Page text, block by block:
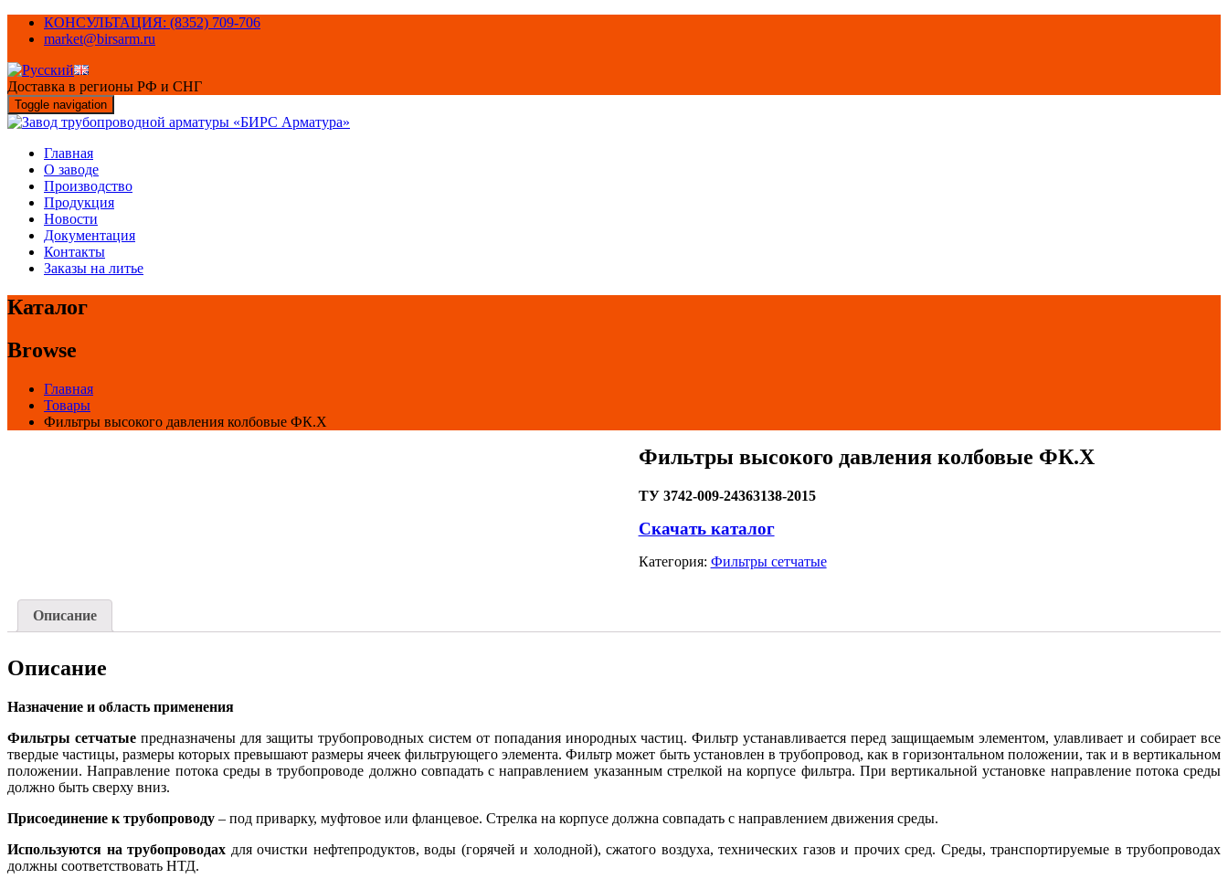
Skip
КОНСУЛЬТАЦИЯ: (8352) 709-706
market@birsarm.ru
Доставка в регионы РФ и СНГ
Toggle navigation
Главная
О заводе
Производство
Продукция
Новости
Документация
Контакты
Заказы на литье
Каталог
Browse
Главная
Товары
Фильтры высокого давления колбовые ФК.Х
Фильтры высокого давления колбовые ФК.Х
ТУ 3742-009-24363138-2015
Скачать каталог
Категория: Фильтры сетчатые
Описание
Описание
Назначение и область применения
Фильтры сетчатыепредназначены для защиты трубопроводных систем от попадания инородных частиц. Фильтр устанавливается перед защищаемым элементом, улавливает и собирает все
твердые частицы, размеры которых превышают размеры ячеек фильтрующего элемента. Фильтр может быть установлен в трубопровод, как в горизонтальном положении, так и в вертикальном
положении. Направление потока среды в трубопроводе должно совпадать с направлением указанным стрелкой на корпусе фильтра. При вертикальной установке направление потока среды
должно быть сверху вниз.
Присоединение к трубопроводу – под приварку, муфтовое или фланцевое. Стрелка на корпусе должна совпадать с направлением движения среды.
Используются на трубопроводах для очистки нефтепродуктов, воды (горячей и холодной), сжатого воздуха, технических газов и прочих сред. Среды, транспортируемые в трубопроводах
должны соответствовать НТД.